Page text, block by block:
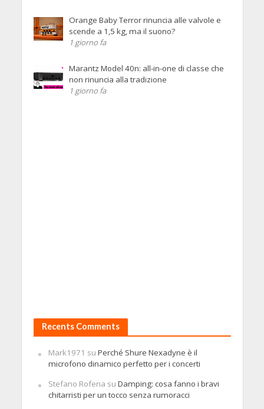
Orange Baby Terror rinuncia alle valvole e
scende a 1,5 kg, ma il suono?
1 giorno fa
Marantz Model 40n: all-in-one di classe che
non rinuncia alla tradizione
1 giorno fa
Recents Comments
Mark1971 su Perché Shure Nexadyne è il
microfono dinamico perfetto per i concerti
Stefano Rofena su Damping: cosa fanno i bravi
chitarristi per un tocco senza rumoracci